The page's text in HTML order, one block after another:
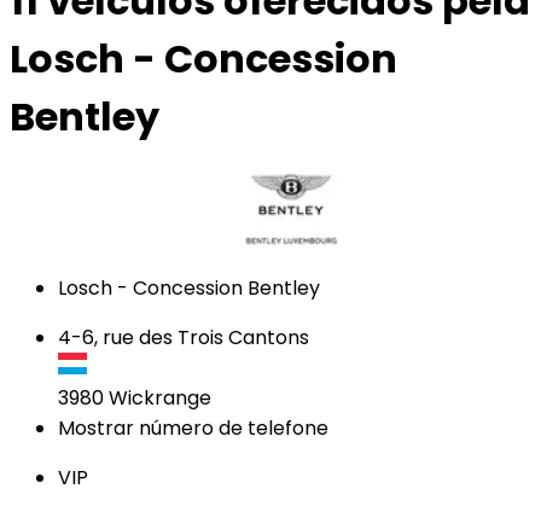
Losch - Concession
Bentley
Losch - Concession Bentley
4-6, rue des Trois Cantons
3980Wickrange
Mostrar número de telefone
VIP